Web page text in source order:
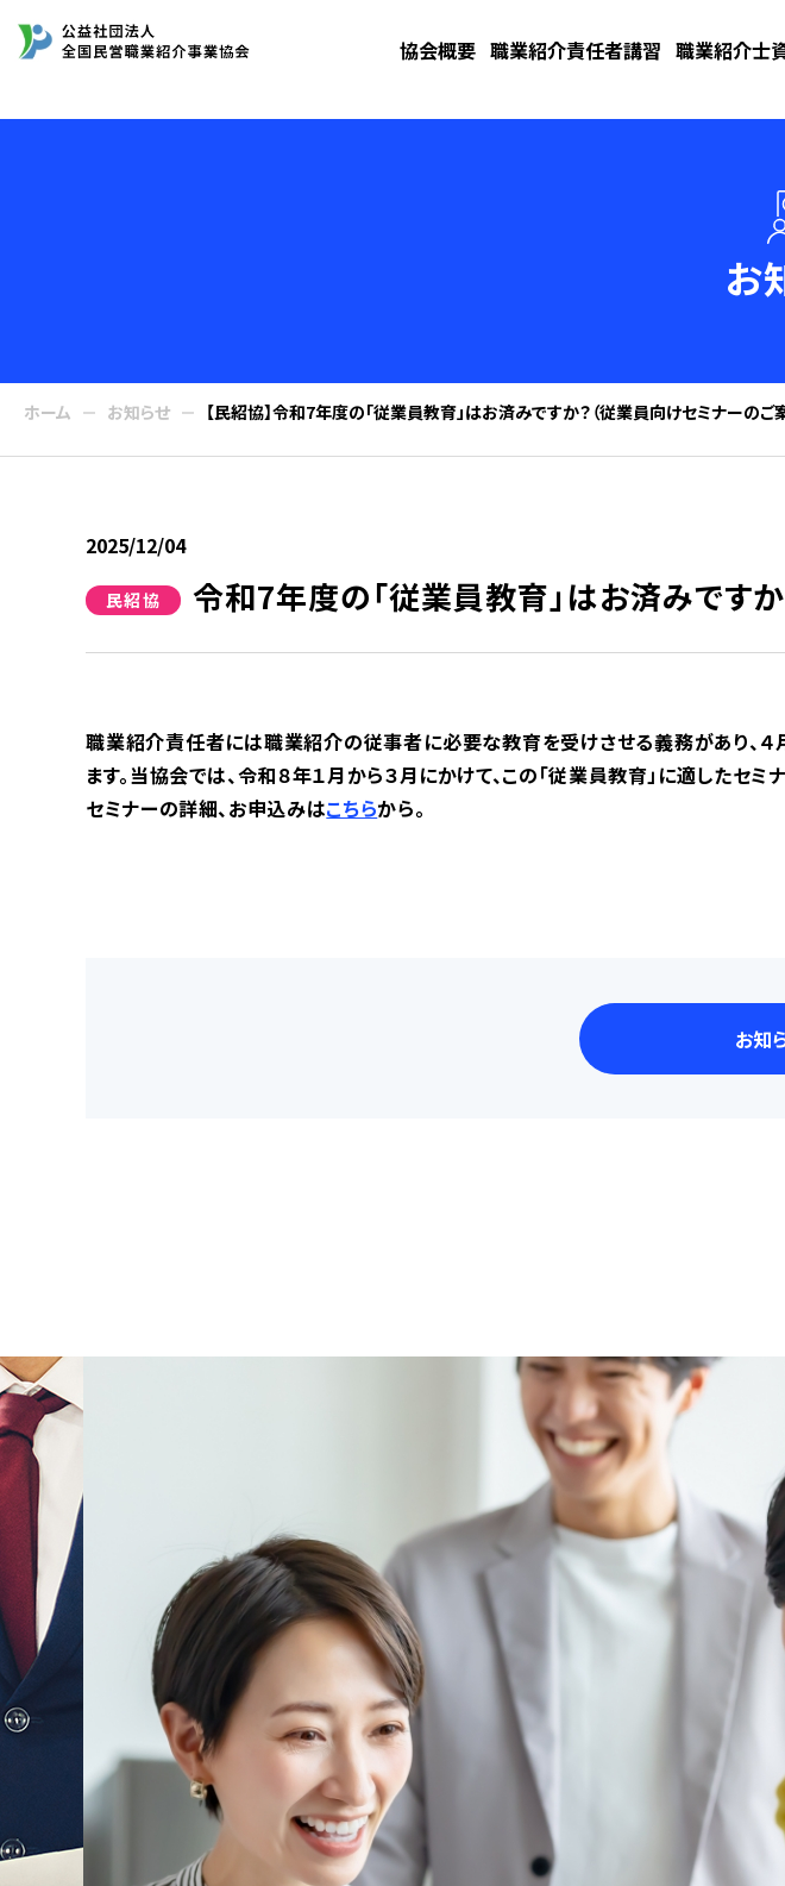
協会概要 職業紹介責任者講習 職業紹介士
お
ホーム お知らせ 【民紹協】令和7年度の「従業員教育」はお済みですか？（従業員向けセミナーのご
2025/12/04
民紹協 令和7年度の「従業員教育」はお済みです
職業紹介責任者には職業紹介の従事者に必要な教育を受けさせる義務があり、４
ます。当協会では、令和８年１月から３月にかけて、この「従業員教育」に適したセ
セミナーの詳細、お申込みはこちらから。
お知